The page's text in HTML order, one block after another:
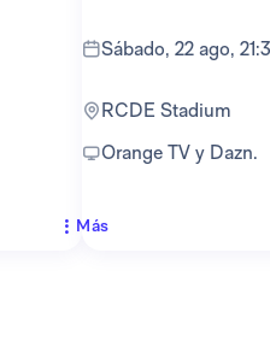
sábado, 22 ago,
RCDE Stadium
Orange TV y Dazn.
Más